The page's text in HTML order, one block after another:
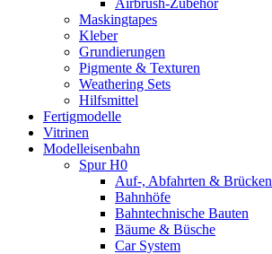
Airbrush-Zubehör
Maskingtapes
Kleber
Grundierungen
Pigmente & Texturen
Weathering Sets
Hilfsmittel
Fertigmodelle
Vitrinen
Modelleisenbahn
Spur H0
Auf-, Abfahrten & Brücken
Bahnhöfe
Bahntechnische Bauten
Bäume & Büsche
Car System